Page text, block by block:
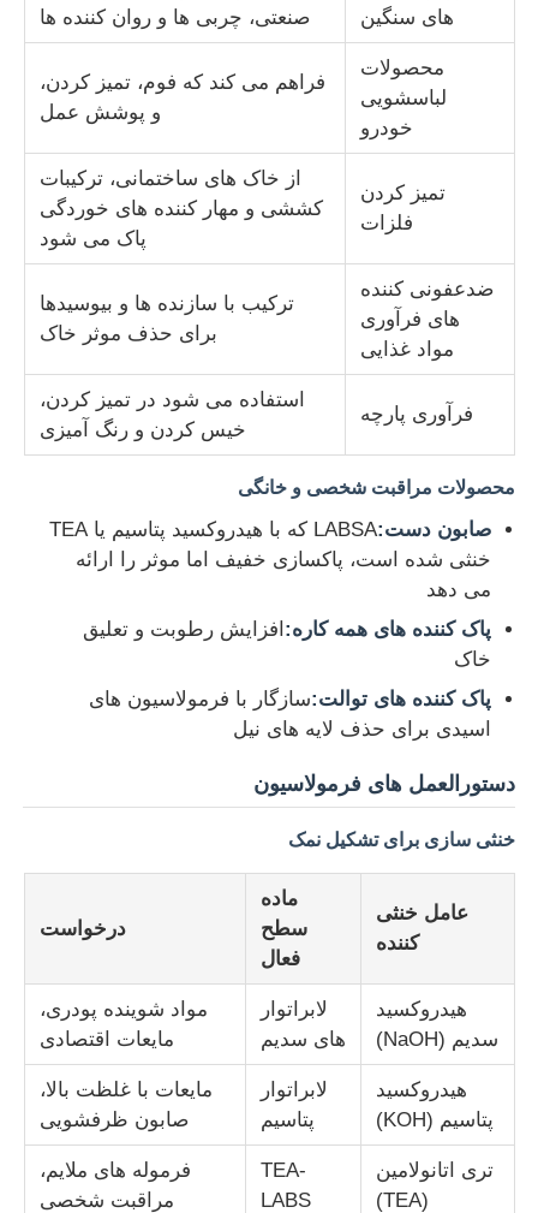
های سنگین
صنعتی، چربی ها و روان کننده ها
محصولات
لباسشویی
خودرو
فراهم می کند که فوم، تمیز کردن،
و پوشش عمل
تمیز کردن
فلزات
از خاک های ساختمانی، ترکیبات
کششی و مهار کننده های خوردگی
پاک می شود
ضدعفونی کننده
های فرآوری
مواد غذایی
ترکیب با سازنده ها و بیوسیدها
برای حذف موثر خاک
فرآوری پارچه
استفاده می شود در تمیز کردن،
خیس کردن و رنگ آمیزی
محصولات مراقبت شخصی و خانگی
صابون دست:
LABSA که با هیدروکسید پتاسیم یا TEA
خنثی شده است، پاکسازی خفیف اما موثر را ارائه
می دهد
پاک کننده های همه کاره: افزایش رطوبت و تعلیق
خاک
پاک کننده های توالت:سازگار با فرمولاسیون های
اسیدی برای حذف لایه های نیل
دستورالعمل های فرمولاسیون
خنثی سازی برای تشکیل نمک
عامل خنثی
کننده
ماده
سطح
فعال
درخواست
هیدروکسید
سدیم (NaOH)
لابراتوار
های سدیم
مواد شوینده پودری،
مایعات اقتصادی
هیدروکسید
پتاسیم (KOH)
لابراتوار
پتاسیم
مایعات با غلظت بالا،
صابون ظرفشویی
تری اتانولامین
(TEA)
TEA-
LABS
فرموله های ملایم،
مراقبت شخصی